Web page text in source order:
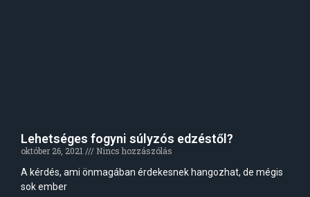
Lehetséges fogyni súlyzós edzéstől?
október 26, 2021
Nincs hozzászólás
A kérdés, ami önmagában érdekesnek hangozhat, de mégis
sok ember